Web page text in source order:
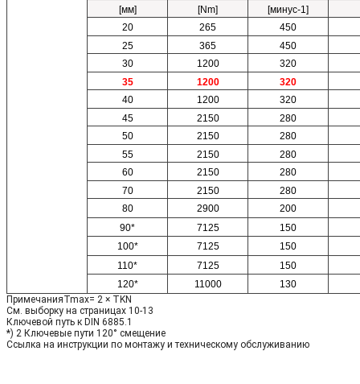
[мм]
[Nm] [минус-1]
20
265
450
25
365
450
30
1200
320
35
1200
320
40
1200
320
45
2150
280
50
2150
280
55
2150
280
60
2150
280
70
2150
280
80
2900
200
90*
7125
150
100*
7125
150
110*
7125
150
120*
11000
130
ПримечанияTmax= 2 × TKN
См. выборку на страницах 10-13
Ключевой путь к DIN 6885.1
*) 2 Ключевые пути 120° смещение
Ссылка на инструкции по монтажу и техническому обслуживанию